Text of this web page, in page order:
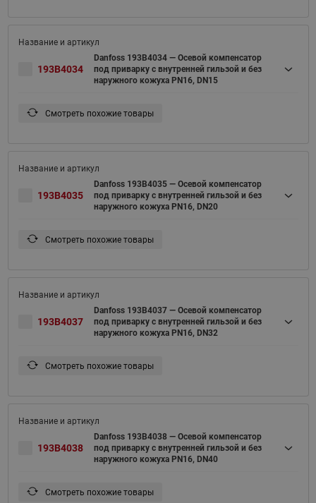
193B4034
Danfoss 193B4034 — Осевой компенсатор
под приварку c внутренней гильзой и без
наружного кожуха PN16, DN15
Смотреть похожие товары
193B4035
Danfoss 193B4035 — Осевой компенсатор
под приварку c внутренней гильзой и без
наружного кожуха PN16, DN20
Смотреть похожие товары
193B4037
Danfoss 193B4037 — Осевой компенсатор
под приварку c внутренней гильзой и без
наружного кожуха PN16, DN32
Смотреть похожие товары
193B4038
Danfoss 193B4038 — Осевой компенсатор
под приварку c внутренней гильзой и без
наружного кожуха PN16, DN40
Смотреть похожие товары